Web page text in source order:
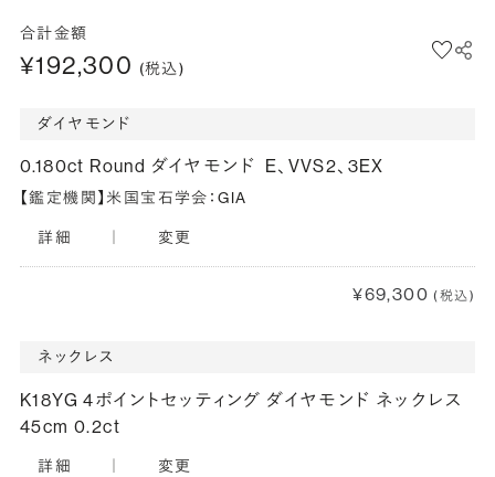
合計金額
¥192,300 (税込)
ダイヤモンド
0.180ct Round ダイヤモンド E、VVS2、3EX
【鑑定機関】米国宝石学会：GIA
詳細 変更
¥69,300 (税込)
ネックレス
K18YG 4ポイントセッティング ダイヤモンド ネックレス
45cm 0.2ct
詳細 変更